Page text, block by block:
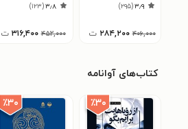
۳٫۹(۲۹۵)
۴۰۶,۰۰۰ ۲۸۴,۲۰۰ ت
۳٫۸(۱۲۳)
۴۵۲,۰۰۰ ۳۱۶,۴۰۰ ت
کتاب‌های آوانامه
٪۳۰ ٪۳۰